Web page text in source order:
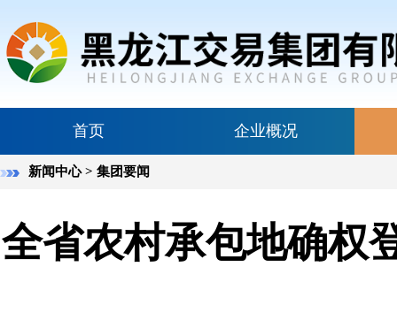
首页 企业概况
新闻中心> 集团要闻
全省农村承包地确权